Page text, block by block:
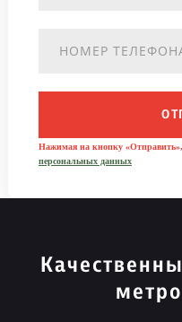
Нажимая на кнопку «Отправить»,
персональных данных